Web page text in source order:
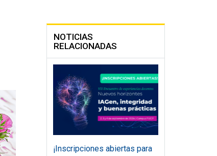
NOTICIAS
RELACIONADAS
¡Inscripciones abiertas para